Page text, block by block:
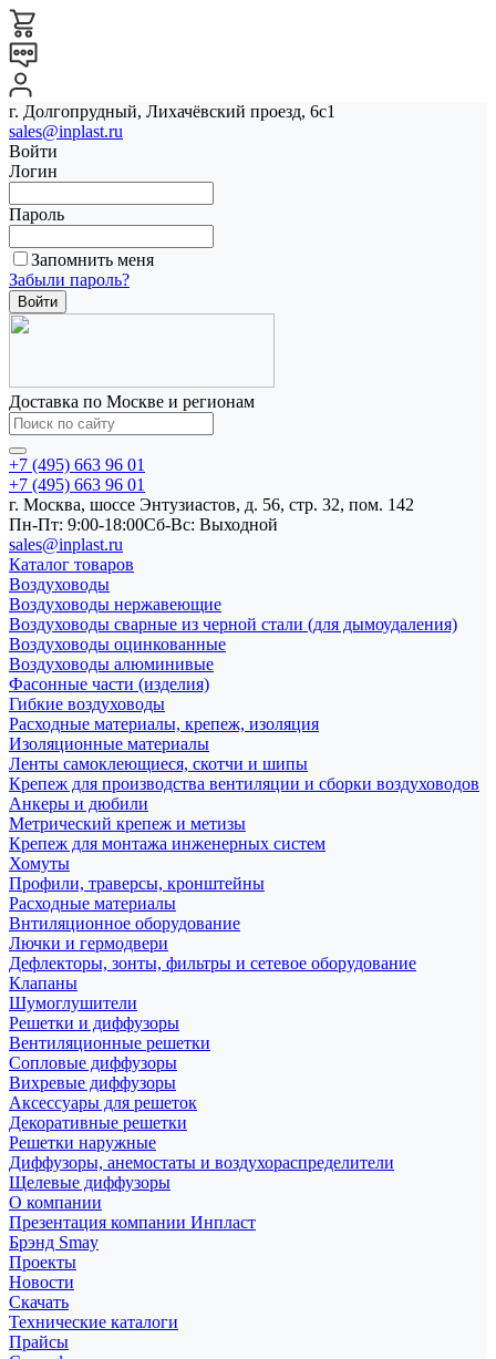
г. Долгопрудный, Лихачёвский проезд, 6с1
sales@inplast.ru
Войти
Логин
Пароль
Запомнить меня
Забыли пароль?
Доставка по Москве и регионам
+7 (495) 663 96 01
+7 (495) 663 96 01
г. Москва, шоссе Энтузиастов, д. 56, стр. 32, пом. 142
Пн-Пт: 9:00-18:00Cб-Вс: Выходной
sales@inplast.ru
Каталог товаров
Воздуховоды
Воздуховоды нержавеющие
Воздуховоды сварные из черной стали (для дымоудаления)
Воздуховоды оцинкованные
Воздуховоды алюминивые
Фасонные части (изделия)
Гибкие воздуховоды
Расходные материалы, крепеж, изоляция
Изоляционные материалы
Ленты самоклеющиеся, скотчи и шипы
Крепеж для производства вентиляции и сборки воздуховодов
Анкеры и дюбили
Метрический крепеж и метизы
Крепеж для монтажа инженерных систем
Хомуты
Профили, траверсы, кронштейны
Расходные материалы
Внтиляционное оборудование
Лючки и гермодвери
Дефлекторы, зонты, фильтры и сетевое оборудование
Клапаны
Шумоглушители
Решетки и диффузоры
Вентиляционные решетки
Сопловые диффузоры
Вихревые диффузоры
Аксессуары для решеток
Декоративные решетки
Решетки наружные
Диффузоры, анемостаты и воздухораспределители
Щелевые диффузоры
О компании
Презентация компании Инпласт
Брэнд Smay
Проекты
Новости
Скачать
Технические каталоги
Прайсы